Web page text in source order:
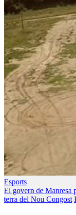
Esports
El govern de Manresa
terra del Nou Congost